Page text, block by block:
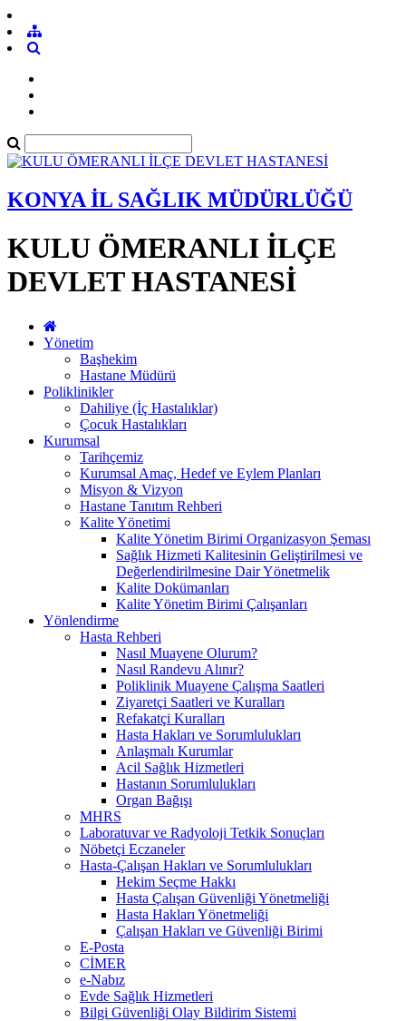
KONYA İL SAĞLIK MÜDÜRLÜĞÜ
KULU ÖMERANLI İLÇE
DEVLET HASTANESİ
Yönetim
Başhekim
Hastane Müdürü
Poliklinikler
Dahiliye (İç Hastalıklar)
Çocuk Hastalıkları
Kurumsal
Tarihçemiz
Kurumsal Amaç, Hedef ve Eylem Planları
Misyon & Vizyon
Hastane Tanıtım Rehberi
Kalite Yönetimi
Kalite Yönetim Birimi Organizasyon Şeması
Sağlık Hizmeti Kalitesinin Geliştirilmesi ve
Değerlendirilmesine Dair Yönetmelik
Kalite Dokümanları
Kalite Yönetim Birimi Çalışanları
Yönlendirme
Hasta Rehberi
Nasıl Muayene Olurum?
Nasıl Randevu Alınır?
Poliklinik Muayene Çalışma Saatleri
Ziyaretçi Saatleri ve Kuralları
Refakatçi Kuralları
Hasta Hakları ve Sorumlulukları
Anlaşmalı Kurumlar
Acil Sağlık Hizmetleri
Hastanın Sorumlulukları
Organ Bağışı
MHRS
Laboratuvar ve Radyoloji Tetkik Sonuçları
Nöbetçi Eczaneler
Hasta-Çalışan Hakları ve Sorumlulukları
Hekim Seçme Hakkı
Hasta Çalışan Güvenliği Yönetmeliği
Hasta Hakları Yönetmeliği
Çalışan Hakları ve Güvenliği Birimi
E-Posta
CİMER
e-Nabız
Evde Sağlık Hizmetleri
Bilgi Güvenliği Olay Bildirim Sistemi